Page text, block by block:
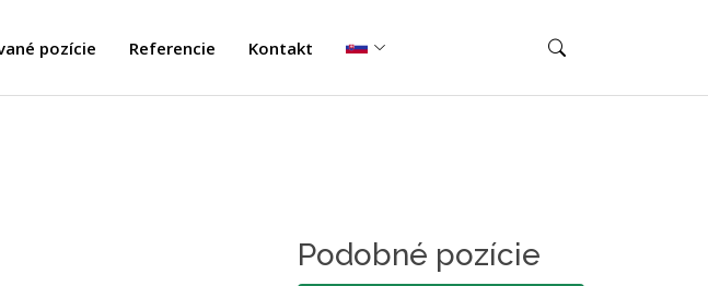
pozície Referencie Kontakt
Podobné pozície